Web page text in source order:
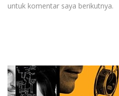
untuk komentar saya berikutnya.